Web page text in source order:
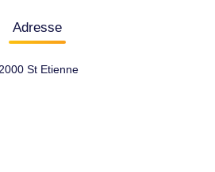
Adresse
St Etienne